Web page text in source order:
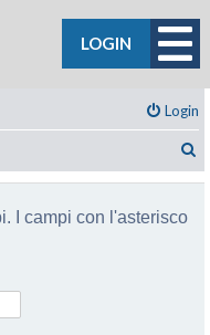
LOGIN
Login
I campi con l'asterisco